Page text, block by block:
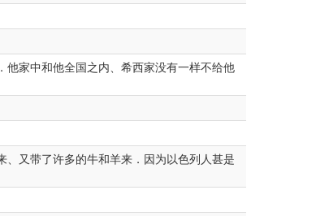
家中和他全国之内、希西家没有一样不给他
、又带了许多的牛和羊来．因为以色列人甚是